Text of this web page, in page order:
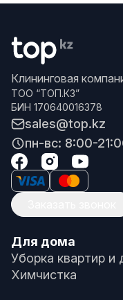
Клининговая
ТОО “ТОП.КЗ”
БИН 170640016378
sales@top.kz
пн-вс: 8:00-
Для дома
Уборка квартир и
Химчистка